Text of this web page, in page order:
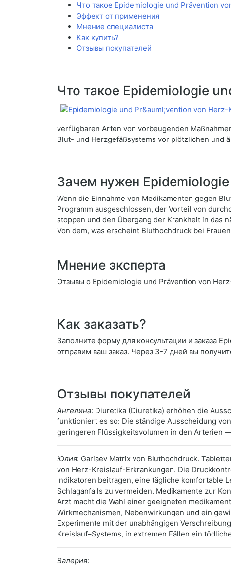
Что такое Epidemiologie und Prävention
Эффект от применения
Мнение специалиста
Как купить?
Отзывы покупателей
Что такое Epidemiologie
verfügbaren Arten von vorbeugenden
Blut- und Herzgefäßsystems vor plötzlichen und
Зачем нужен
Wenn die Einnahme von Medikamenten gegen
Programm ausgeschlossen, der Vorteil von
stoppen und den Übergang der Krankheit in das
Von dem, was erscheint Bluthochdruck bei
Мнение эксперта
Отзывы о Epidemiologie und Prävention von
Как заказать?
Заполните форму для консультации и заказа
отправим ваш заказ. Через 3-7 дней вы
Отзывы покупателей
Ангелина: Diuretika (Diuretika) erhöhen die
funktioniert es so: Die ständige Ausscheidung
geringeren Flüssigkeitsvolumen in den Arterien
Юлия: Gariaev Matrix von Bluthochdruck.
von Herz-Kreislauf-Erkrankungen. Die
Indikatoren beitragen, eine tägliche komfortable
Schlaganfalls zu vermeiden. Medikamente zur
Arzt macht die Wahl einer geeigneten
Wirkmechanismen, Nebenwirkungen und ein
Experimente mit der unabhängigen
Kreislauf–Systems, in extremen Fällen ein
Валерия: